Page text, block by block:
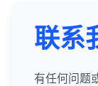
联系
有任何问题